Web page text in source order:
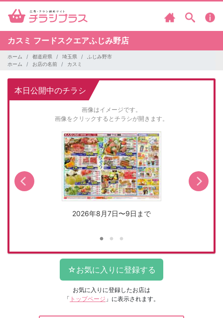
カスミ フードスクエアふじみ野店
ホーム 都道府県 埼玉県
ふじみ野市
ホーム
お店の名前 カスミ
本日公開中のチラシ
画像はイメージです。
画像をクリックするとチラシが開きます。
2026年8月7日〜9日まで
お気に入りに登録したお店は
「 トップページ 」に表示されます。